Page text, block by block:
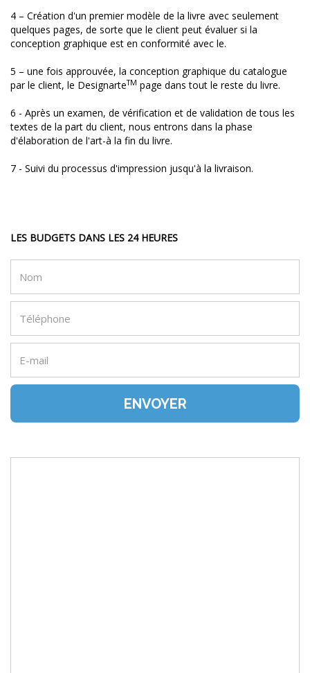
4 – Création d'un premier modèle de la livre avec seulement
quelques pages, de sorte que le client peut évaluer si la
conception graphique est en conformité avec le.
5 – une fois approuvée, la conception graphique du catalogue
par le client, le DesignarteTM page dans tout le reste du livre.
6 - Après un examen, de vérification et de validation de tous les
textes de la part du client, nous entrons dans la phase
d'élaboration de l'art-à la fin du livre.
7 - Suivi du processus d'impression jusqu'à la livraison.
LES BUDGETS DANS LES 24 HEURES